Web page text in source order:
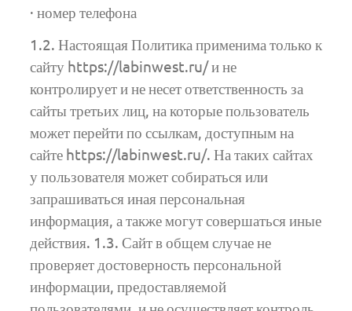
· номер телефона
1.2. Настоящая Политика применима только к
сайту https://labinwest.ru/ и не
контролирует и не несет ответственность за
сайты третьих лиц, на которые пользователь
может перейти по ссылкам, доступным на
сайте https://labinwest.ru/. На таких сайтах
у пользователя может собираться или
запрашиваться иная персональная
информация, а также могут совершаться иные
действия. 1.3. Сайт в общем случае не
проверяет достоверность персональной
информации, предоставляемой